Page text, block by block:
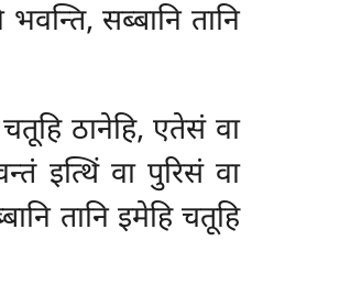
सब्बानि तानि
चतूहि ठानेहि, एतेसं वा
इत्थिं वा पुरिसं वा
तानि इमेहि चतूहि